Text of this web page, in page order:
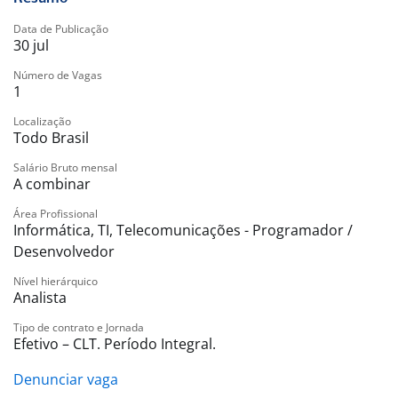
cache-aside.
Automatizar builds, testes e deploys por meio de
Criar ou ajustar interfaces em React + TypeScript.
end.
incluindo homologação e produção.
Monitorar logs, métricas e alertas.
Resolver problemas técnicos de forma proativa.
Participar de decisões arquiteturais.
Sugerir melhorias contínuas nos processos e sistemas.
Lidar com prazos curtos e entregas rápidas sem abrir
mão da qualidade.
Stack técnica:
Back End:
C#
Data de Publicação
30 jul
Número de Vagas
1
Localização
Todo Brasil
Salário Bruto mensal
A combinar
Área Profissional
Informática, TI, Telecomunicações - Programador /
Desenvolvedor
Nível hierárquico
Analista
Tipo de contrato e Jornada
Efetivo – CLT. Período Integral.
Denunciar vaga